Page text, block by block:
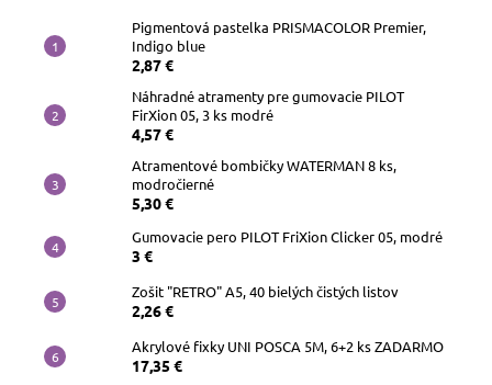
Pigmentová pastelka PRISMACOLOR Premier,
Indigo blue
2,87 €
Náhradné atramenty pre gumovacie PILOT
FirXion 05, 3 ks modré
4,57 €
Atramentové bombičky WATERMAN 8 ks,
modročierné
5,30 €
Gumovacie pero PILOT FriXion Clicker 05, modré
3 €
Zošit "RETRO" A5, 40 bielých čistých listov
2,26 €
Akrylové fixky UNI POSCA 5M, 6+2 ks ZADARMO
17,35 €